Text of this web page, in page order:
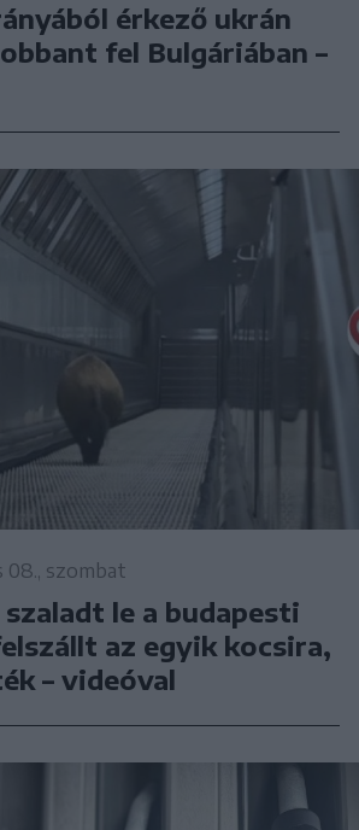
érkező ukrán
fel Bulgáriában –
08., szombat
le a budapesti
az egyik kocsira,
– videóval